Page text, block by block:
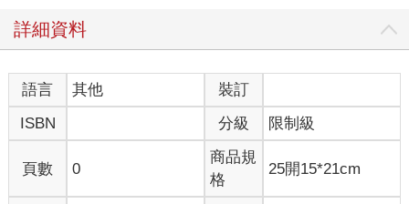
詳細資料
語言 其他
裝訂
ISBN
分級 限制級
頁數 0
商品規
格
25開15*21cm